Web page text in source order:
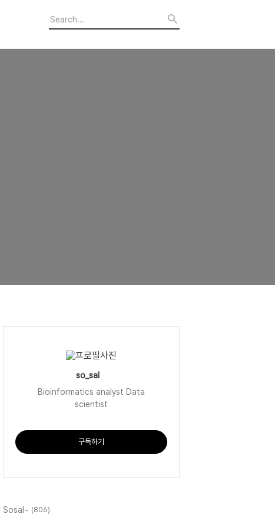
so_sal
Bioinformatics analyst Data
scientist
구독하기
Sosal~ (806)